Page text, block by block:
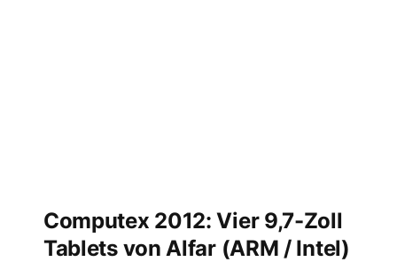
Computex 2012: Vier 9,7-Zoll
Tablets von Alfar (ARM / Intel)